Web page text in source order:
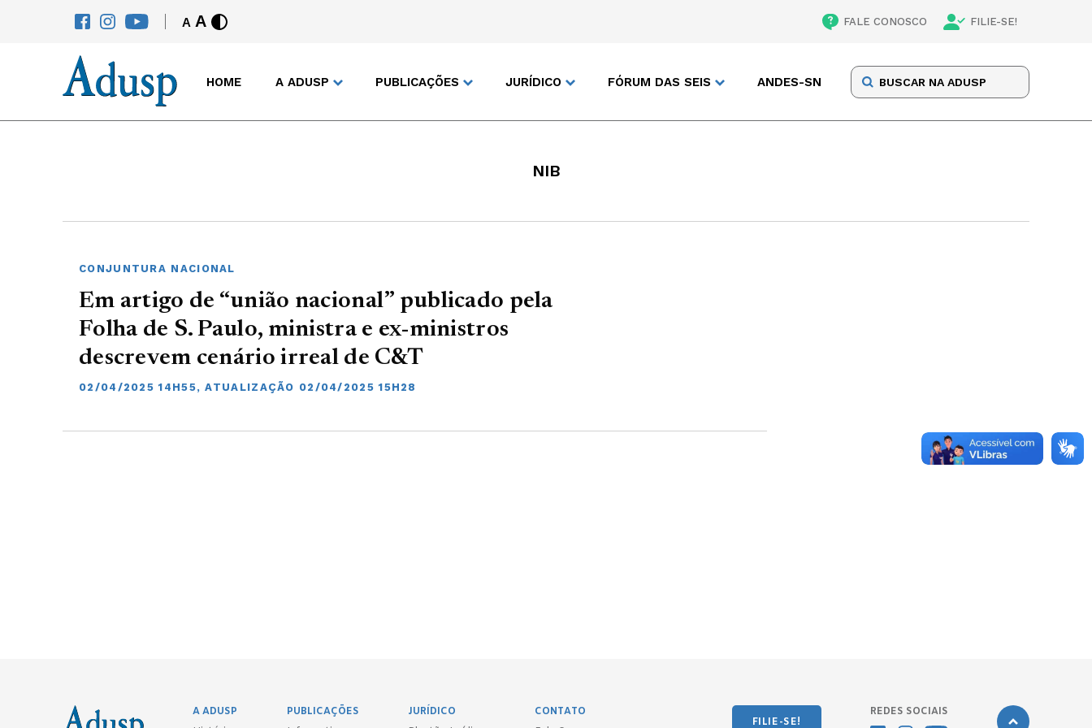
A A FALE CONOSCO FILIE-SE!
HOME A ADUSP PUBLICAÇÕES JURÍDICO FÓRUM DAS SEIS ANDES-SN
NIB
CONJUNTURA NACIONAL
Em artigo de “união nacional” publicado pela
Folha de S. Paulo, ministra e ex-ministros
descrevem cenário irreal de C&T
02/04/2025 14H55, ATUALIZAÇÃO 02/04/2025 15H28
A ADUSP
PUBLICAÇÕES
JURÍDICO
CONTATO
FILIE-SE!
REDES SOCIAIS